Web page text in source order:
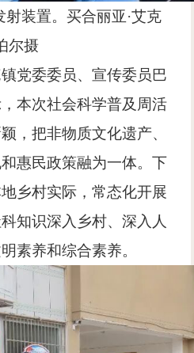
装置。买合丽亚·艾克
尔摄
党委委员、宣传委员巴
本次社会科学普及周活
，把非物质文化遗产、
惠民政策融为一体。下
乡村实际，常态化开展
知识深入乡村、深入人
素养和综合素养。